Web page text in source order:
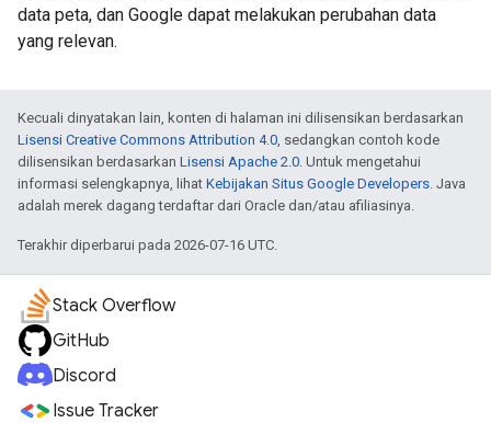
data peta, dan Google dapat melakukan perubahan data
yang relevan.
Kecuali dinyatakan lain, konten di halaman ini dilisensikan berdasarkan
Lisensi Creative Commons Attribution 4.0 , sedangkan contoh kode
dilisensikan berdasarkan Lisensi Apache 2.0 . Untuk mengetahui
informasi selengkapnya, lihat Kebijakan Situs Google Developers . Java
adalah merek dagang terdaftar dari Oracle dan/atau afiliasinya.
Terakhir diperbarui pada 2026-07-16 UTC.
Stack Overflow
GitHub
Discord
Issue Tracker